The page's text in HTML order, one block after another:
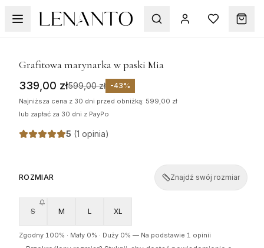
WYPRZEDAŻ
Grafitowa marynarka w paski Mia
339,00 zł599,00 zł -43%
Najniższa cena z 30 dni przed obniżką: 599,00 zł
lub zapłać za 30 dni z PayPo
5 (1 opinia)
ROZMIAR Znajdź swój rozmiar
S M L XL
Zgodny 100% · Mały 0% · Duży 0% — Na podstawie 1 opinii